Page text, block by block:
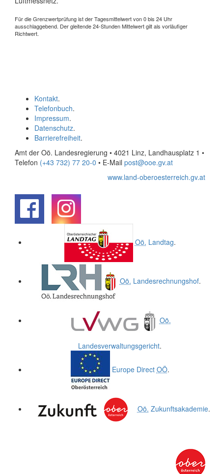
Für die Grenzwertprüfung ist der Tagesmittelwert von 0 bis 24 Uhr
ausschlaggebend. Der gleitende 24-Stunden Mittelwert gilt als vorläufiger
Richtwert.
Kontakt.
Telefonbuch.
Impressum.
Datenschutz.
Barrierefreiheit.
Amt der Oö. Landesregierung • 4021 Linz, Landhausplatz 1 •
Telefon (+43 732) 77 20-0 • E-Mail post@ooe.gv.at
www.land-oberoesterreich.gv.at
Oö. Landtag.
Oö. Landesrechnungshof.
Oö.
Landesverwaltungsgericht.
Europe Direct OÖ.
Oö. Zukunftsakademie.